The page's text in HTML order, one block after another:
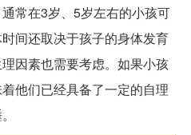
常在3岁、5岁左右的小孩可
间还取决于孩子的身体发育
因素也需要考虑。如果小孩
他们已经具备了一定的自理